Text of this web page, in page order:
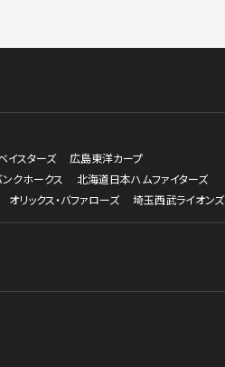
イスターズ
広島東洋カープ
クホークス
北海道日本ハムファイターズ
オリックス・バファローズ 埼玉西武ライオンズ